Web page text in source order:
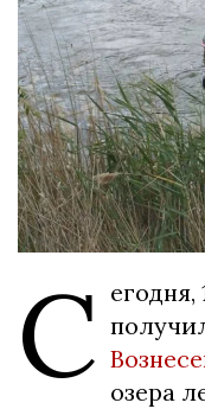
С егодня,
озера